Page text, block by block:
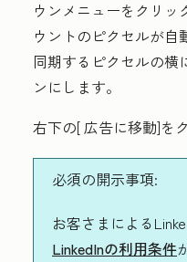
ウンメニューをクリッ
ウントのピクセルが自
同期するピクセルの横
ンにします。
右下の[広告に移動]を
必須の開示事項:
お客さまによる
LinkedInの利用条件